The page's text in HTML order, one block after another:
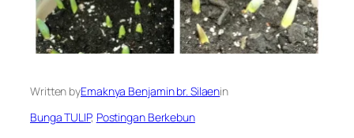
Written byEmaknya Benjamin br. Silaenin
Bunga TULIP, Postingan Berkebun